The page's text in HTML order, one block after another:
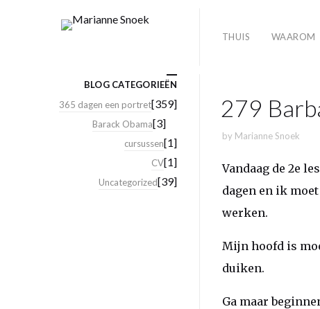
THUIS WAAROM
279
by Marianne Snoek
Vandaag de 2e
dagen en ik
werken.
Mijn hoofd is
duiken.
Ga maar
BLOG CATEGORIEËN
365 dagen een portret[359]
Barack Obama[3]
cursussen[1]
CV[1]
Uncategorized[39]